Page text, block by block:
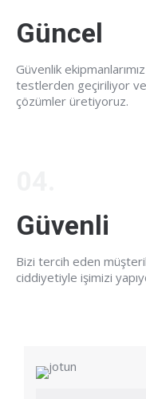
Güncel
Güvenlik
testlerden geçiriliyor ve
çözümler üretiyoruz.
Güvenli
Bizi tercih eden
ciddiyetiyle işimizi